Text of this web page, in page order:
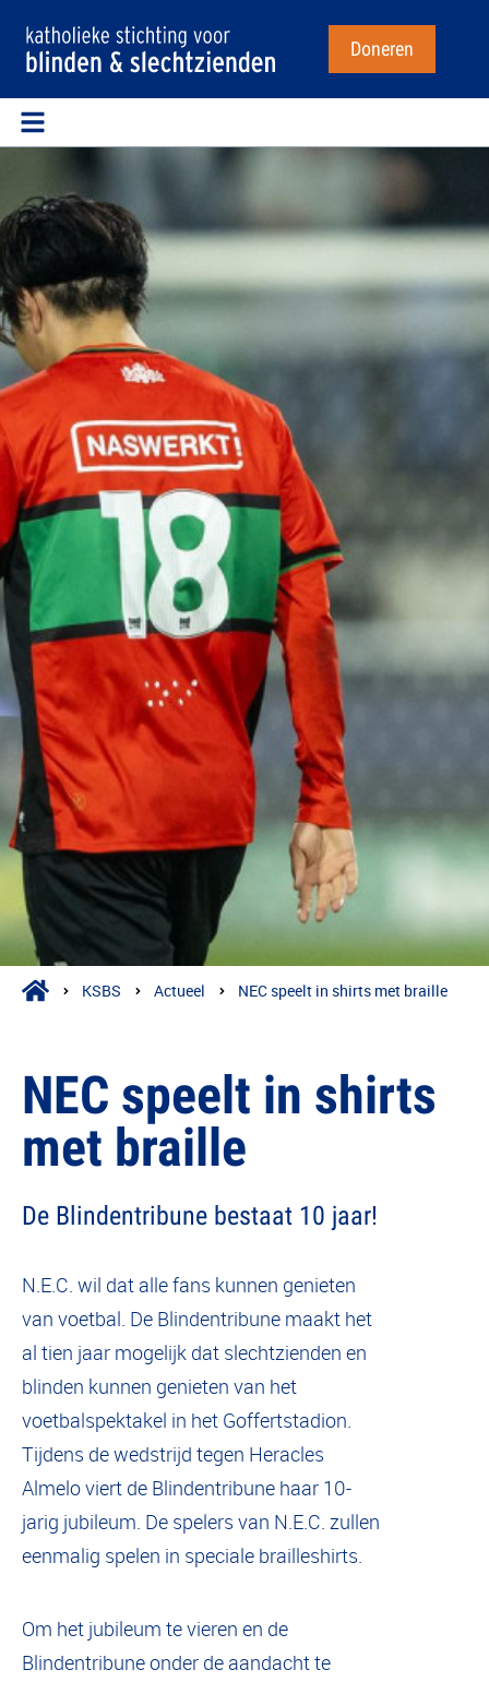
Doneren
KSBS Actueel NEC speelt in shirts met braille
NEC speelt in shirts
met braille
De Blindentribune bestaat 10 jaar!
N.E.C. wil dat alle fans kunnen genieten
van voetbal. De Blindentribune maakt het
al tien jaar mogelijk dat slechtzienden en
blinden kunnen genieten van het
voetbalspektakel in het Goffertstadion.
Tijdens de wedstrijd tegen Heracles
Almelo viert de Blindentribune haar 10-
jarig jubileum. De spelers van N.E.C. zullen
eenmalig spelen in speciale brailleshirts.
Om het jubileum te vieren en de
Blindentribune onder de aandacht te